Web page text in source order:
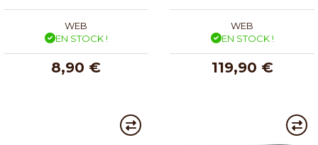
WEB
EN STOCK !
8,90 €
WEB
EN STOCK !
119,90 €